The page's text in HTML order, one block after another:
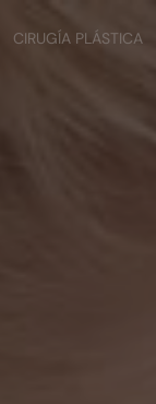
CIRUGÍA PLÁSTICA